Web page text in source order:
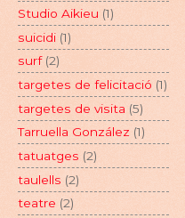
Studio Aikieu (1)
suicidi (1)
surf (2)
targetes de felicitació (1)
targetes de visita (5)
Tarruella González (1)
tatuatges (2)
taulells (2)
teatre (2)